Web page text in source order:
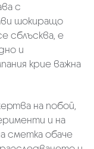
с
шокиращо
сблъсква, е
и
крие важна
на побой,
и на
сметка обаче